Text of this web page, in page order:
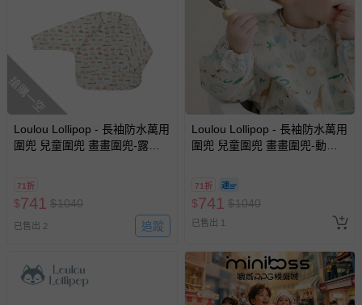
搶購一空
Loulou Lollipop - 長袖防水萬用
圍兜 兒童圍兜 畫畫圍兜-露營
71折
$741 $1040
已售出 2 追蹤
Loulou Lollipop - 長袖防水萬用
圍兜 兒童圍兜 畫畫圍兜-動物
71折
$741 $1040
已售出 1